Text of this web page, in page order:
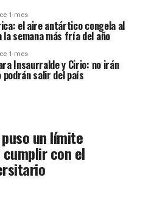
1 mes
el aire antártico congela al
semana más fría del año
1 mes
Insaurralde y Cirio: no irán
podrán salir del país
un límite
con el